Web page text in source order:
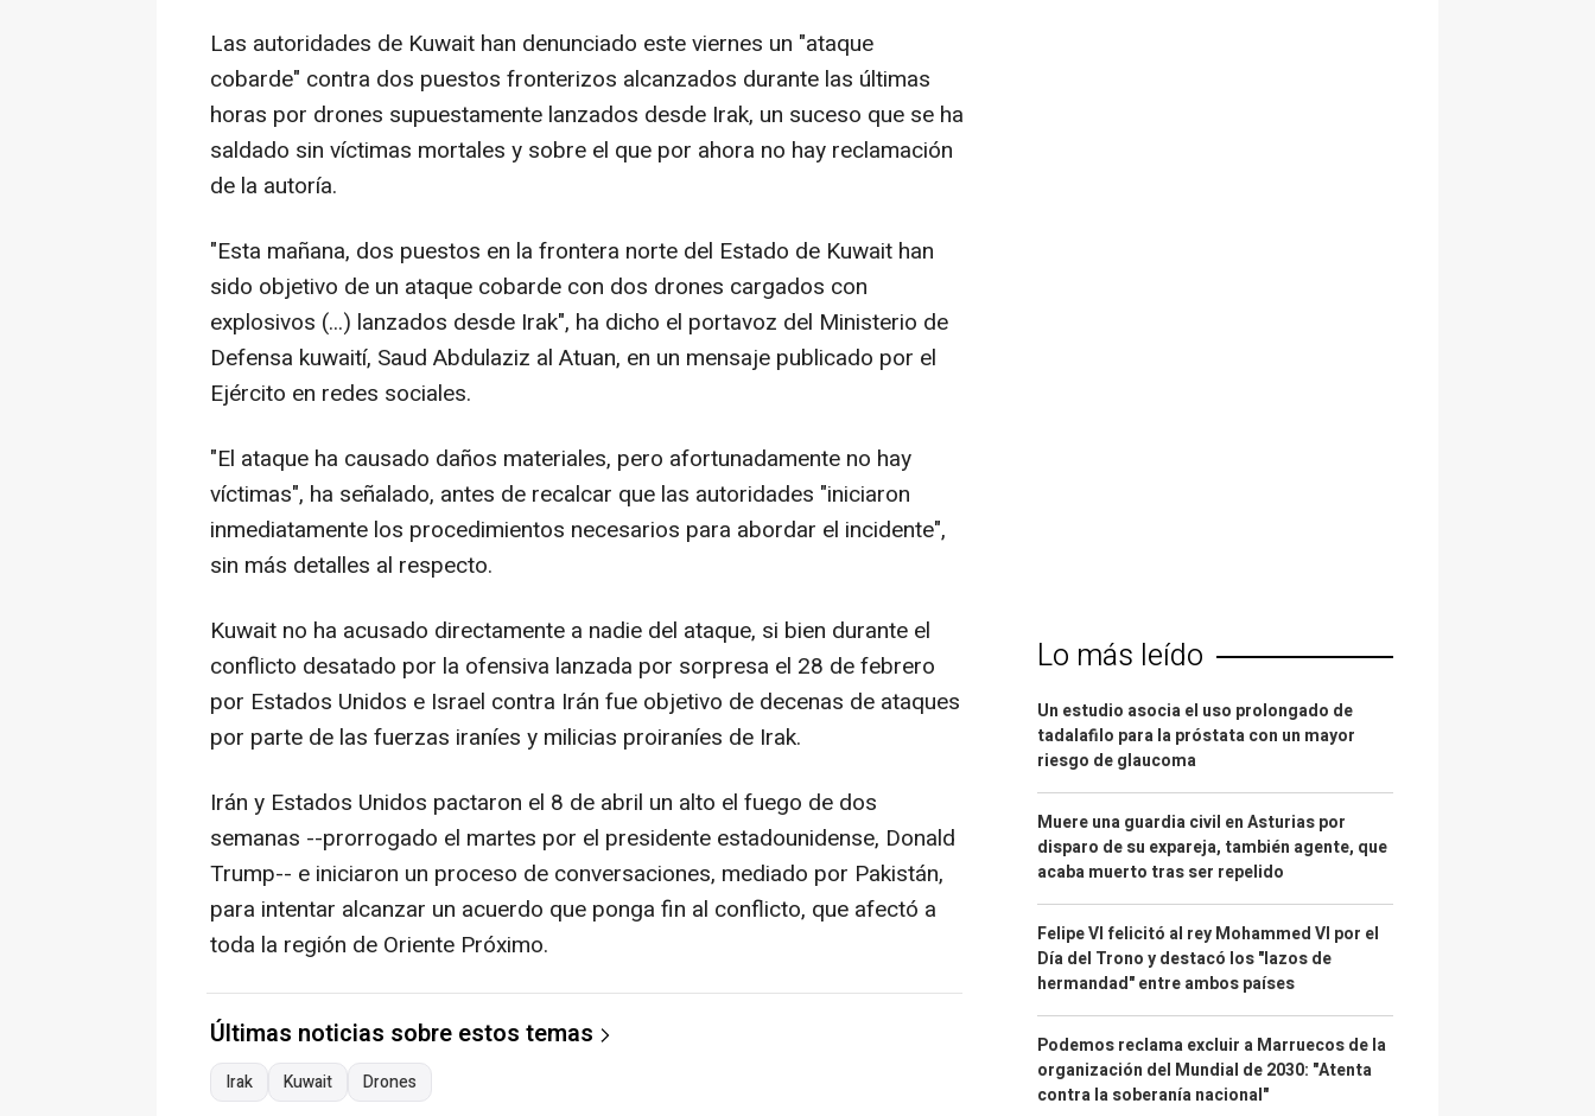
Las autoridades de Kuwait han denunciado este viernes un "ataque
cobarde" contra dos puestos fronterizos alcanzados durante las últimas
horas por drones supuestamente lanzados desde Irak, un suceso que se ha
saldado sin víctimas mortales y sobre el que por ahora no hay reclamación
de la autoría.
"Esta mañana, dos puestos en la frontera norte del Estado de Kuwait han
sido objetivo de un ataque cobarde con dos drones cargados con
explosivos (...) lanzados desde Irak", ha dicho el portavoz del Ministerio de
Defensa kuwaití, Saud Abdulaziz al Atuan, en un mensaje publicado por el
Ejército en redes sociales.
"El ataque ha causado daños materiales, pero afortunadamente no hay
víctimas", ha señalado, antes de recalcar que las autoridades "iniciaron
inmediatamente los procedimientos necesarios para abordar el incidente",
sin más detalles al respecto.
Kuwait no ha acusado directamente a nadie del ataque, si bien durante el
conflicto desatado por la ofensiva lanzada por sorpresa el 28 de febrero
por Estados Unidos e Israel contra Irán fue objetivo de decenas de ataques
por parte de las fuerzas iraníes y milicias proiraníes de Irak.
Irán y Estados Unidos pactaron el 8 de abril un alto el fuego de dos
semanas --prorrogado el martes por el presidente estadounidense, Donald
Trump-- e iniciaron un proceso de conversaciones, mediado por Pakistán,
para intentar alcanzar un acuerdo que ponga fin al conflicto, que afectó a
toda la región de Oriente Próximo.
Últimas noticias sobre estos temas
Irak Kuwait Drones
Lo más leído
Un estudio asocia el uso prolongado de
tadalafilo para la próstata con un mayor
riesgo de glaucoma
Muere una guardia civil en Asturias por
disparo de su expareja, también agente, que
acaba muerto tras ser repelido
Felipe VI felicitó al rey Mohammed VI por el
Día del Trono y destacó los "lazos de
hermandad" entre ambos países
Podemos reclama excluir a Marruecos de la
organización del Mundial de 2030: "Atenta
contra la soberanía nacional"